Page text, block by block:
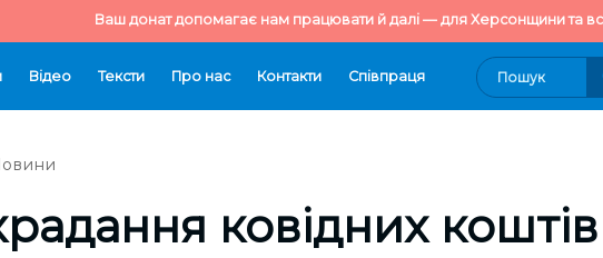
Ваш донат допомагає нам працювати й далі — для Херсонщини та
Відео Тексти Про нас Контакти Cпівпраця
ковідних